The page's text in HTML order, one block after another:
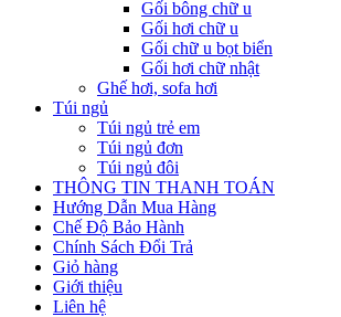
Gối bông chữ u
Gối hơi chữ u
Gối chữ u bọt biển
Gối hơi chữ nhật
Ghế hơi, sofa hơi
Túi ngủ
Túi ngủ trẻ em
Túi ngủ đơn
Túi ngủ đôi
THÔNG TIN THANH TOÁN
Hướng Dẫn Mua Hàng
Chế Độ Bảo Hành
Chính Sách Đổi Trả
Giỏ hàng
Giới thiệu
Liên hệ